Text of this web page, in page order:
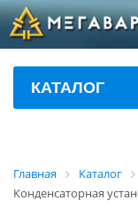
КАТАЛОГ
Главная Каталог
Конденсаторная